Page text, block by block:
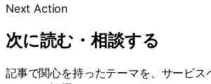
Next Action
次に読む・相談する
記事で関心を持ったテーマを、サービス